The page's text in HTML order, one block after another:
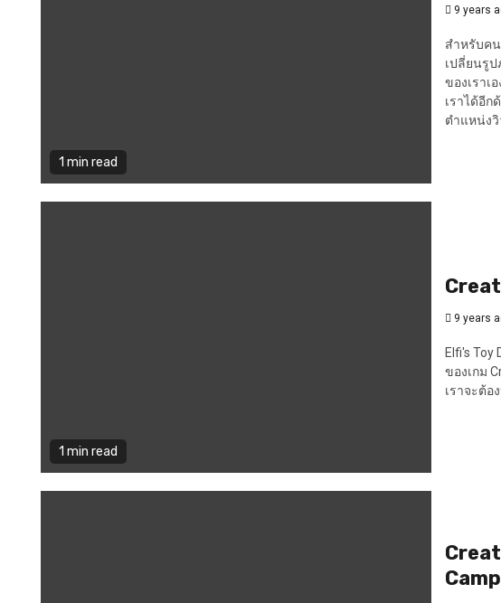
1 min read
9 years
สำหรับคน
เปลี่ยนรูป
ของเราเ
เราได้อีก
ตำแหน่งวิ
1 min read
9 years
Elfi's Toy
ของเกม
เราจะต้อ